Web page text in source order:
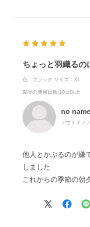
ちょっと羽織るの
色：ブラック サイズ：XL
製品の使用日数:10日以上
no name
アウトドア
他人とかぶるのが嫌
しました
これからの季節の朝